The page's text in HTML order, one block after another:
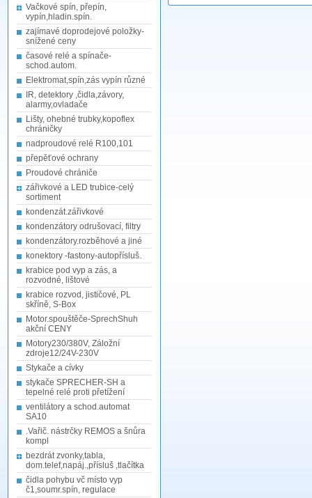
Vačkové spín, přepín,
vypín,hladin.spín.
zajímavé doprodejové položky-
snížené ceny
časové relé a spínače-
schod.autom.
Elektromat,spín,zás vypín různé
IR, detektory ,čidla,závory,
alarmy,ovladače
Lišty, ohebné trubky,kopoflex
chráničky
nadproudové relé R100,101
přepěťové ochrany
Proudové chrániče
zářivkové a LED trubice-celý
sortiment
kondenzát.zářivkové
kondenzátory odrušovací, filtry
kondenzátory.rozběhové a jiné
konektory -fastony-autopřísluš.
krabice pod vyp a zás, a
rozvodné, lištové
krabice rozvod, jističové, PL
skříně, S-Box
Motor.spouštěče-SprechShuh
akční CENY
Motory230/380V, Záložní
zdroje12/24V-230V
Stykače a cívky
stykače SPRECHER-SH a
tepelné relé proti přetížení
ventilátory a schod.automat
SA10
.Vařič. nástrčky REMOS a šnůra
kompl
bezdrát zvonky,tabla,
dom.telef,napáj.,přísluš ,tlačítka
čidla pohybu vč místo vyp
č1,soumr.spín, regulace